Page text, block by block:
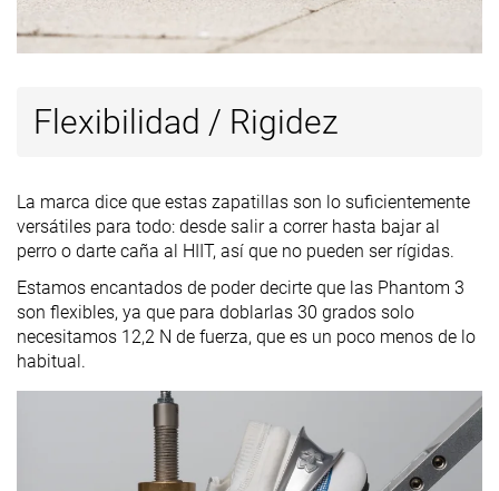
Flexibilidad / Rigidez
La marca dice que estas zapatillas son lo suficientemente
versátiles para todo: desde salir a correr hasta bajar al
perro o darte caña al HIIT, así que no pueden ser rígidas.
Estamos encantados de poder decirte que las Phantom 3
son flexibles, ya que para doblarlas 30 grados solo
necesitamos 12,2 N de fuerza, que es un poco menos de lo
habitual.